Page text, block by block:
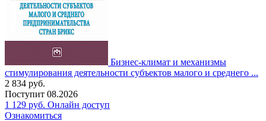
Бизнес-климат и механизмы
стимулирования деятельности субъектов малого и среднего ...
2 834 руб.
Поступит 08.2026
1 129 руб. Онлайн доступ
Ознакомиться